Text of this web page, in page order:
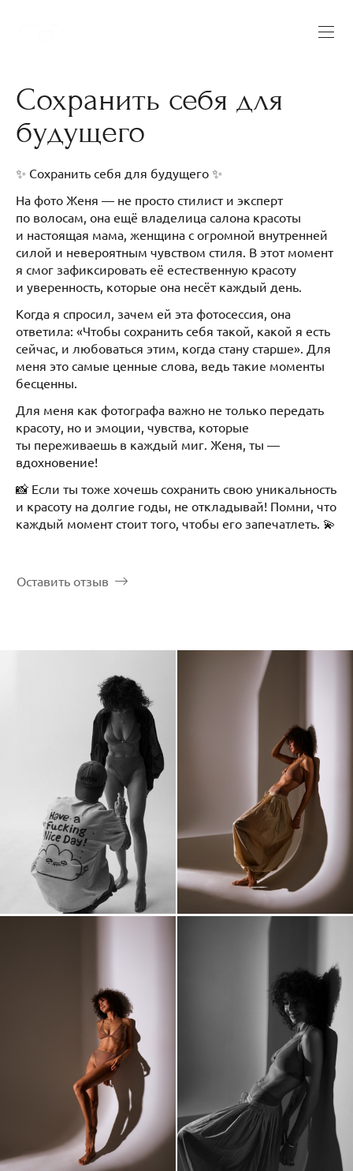
Сохранить себя для
будущего
✨ Сохранить себя для будущего ✨
На фото Женя — не просто стилист и эксперт
по волосам, она ещё владелица салона красоты
и настоящая мама, женщина с огромной внутренней
силой и невероятным чувством стиля. В этот момент
я смог зафиксировать её естественную красоту
и уверенность, которые она несёт каждый день.
Когда я спросил, зачем ей эта фотосессия, она
ответила: «Чтобы сохранить себя такой, какой я есть
сейчас, и любоваться этим, когда стану старше». Для
меня это самые ценные слова, ведь такие моменты
бесценны.
Для меня как фотографа важно не только передать
красоту, но и эмоции, чувства, которые
ты переживаешь в каждый миг. Женя, ты —
вдохновение!
📸 Если ты тоже хочешь сохранить свою уникальность
и красоту на долгие годы, не откладывай! Помни, что
каждый момент стоит того, чтобы его запечатлеть. 💫
Оставить отзыв